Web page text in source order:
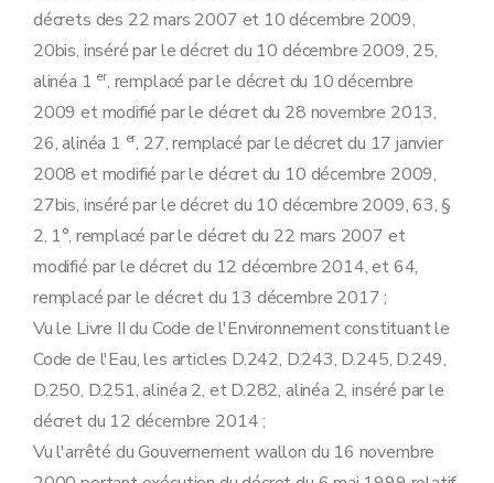
décrets des 22 mars 2007 et 10 décembre 2009,
20bis, inséré par le décret du 10 décembre 2009, 25,
alinéa 1 er, remplacé par le décret du 10 décembre
2009 et modifié par le décret du 28 novembre 2013,
26, alinéa 1 er, 27, remplacé par le décret du 17 janvier
2008 et modifié par le décret du 10 décembre 2009,
27bis, inséré par le décret du 10 décembre 2009, 63, §
2, 1°, remplacé par le décret du 22 mars 2007 et
modifié par le décret du 12 décembre 2014, et 64,
remplacé par le décret du 13 décembre 2017 ;
Vu le Livre II du Code de l'Environnement constituant le
Code de l'Eau, les articles D.242, D.243, D.245, D.249,
D.250, D.251, alinéa 2, et D.282, alinéa 2, inséré par le
décret du 12 décembre 2014 ;
Vu l'arrêté du Gouvernement wallon du 16 novembre